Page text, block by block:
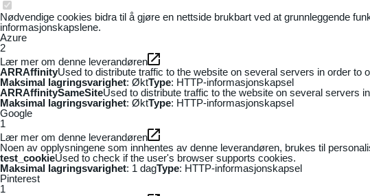
Nødvendige cookies bidra til å gjøre en nettside brukbart ved at grunnleggende
informasjonskapslene.
Azure
2
Lær mer om denne leverandøren
ARRAffinityUsed to distribute traffic to the website on several servers in order to
Maksimal lagringsvarighet: ØktType: HTTP-informasjonskapsel
ARRAffinitySameSiteUsed to distribute traffic to the website on several servers
Maksimal lagringsvarighet: ØktType: HTTP-informasjonskapsel
Google
1
Lær mer om denne leverandøren
Noen av opplysningene som innhentes av denne leverandøren, brukes til
test_cookieUsed to check if the user's browser supports cookies.
Maksimal lagringsvarighet: 1 dagType: HTTP-informasjonskapsel
Pinterest
1